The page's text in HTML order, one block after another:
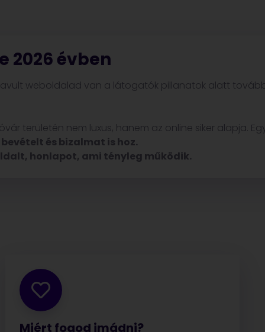
2026 évben
weboldalad van a látogatók pillanatok alatt
területén nem luxus, hanem az online siker alapja.
és bizalmat is hoz.
honlapot, ami tényleg működik.
Miért fogod imádni?